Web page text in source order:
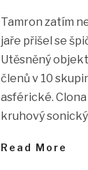
Tamron zatím
jaře přišel se
Utěsněný
členů v 10
asférické.
kruhový
Read More